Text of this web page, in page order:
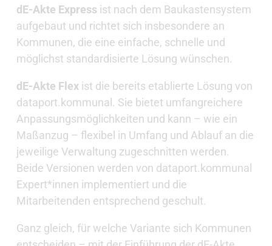
dE-Akte Express ist nach dem Baukastensystem
aufgebaut und richtet sich insbesondere an
Kommunen, die eine einfache, schnelle und
möglichst standardisierte Lösung wünschen.
dE-Akte Flexist die bereits etablierte Lösung von
dataport.kommunal. Sie bietet umfangreichere
Anpassungsmöglichkeiten und kann – wie ein
Maßanzug – flexibel in Umfang und Ablauf an die
jeweilige Verwaltung zugeschnitten werden.
Beide Versionen werden von dataport.kommunal
Expert*innen implementiert und die
Mitarbeitenden entsprechend geschult.
Ganz gleich, für welche Variante sich Kommunen